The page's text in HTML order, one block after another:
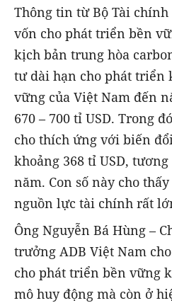
Thông tin từ Bộ Tài
vốn cho phát triển bền
kịch bản trung hòa
tư dài hạn cho phát triển
vững của Việt Nam đến
670 – 700 tỉ USD. Trong
cho thích ứng với biến
khoảng 368 tỉ USD,
năm. Con số này cho
nguồn lực tài chính rất
Ông Nguyễn Bá Hùng –
trưởng ADB Việt Nam
cho phát triển bền vững
mô huy động mà còn ở